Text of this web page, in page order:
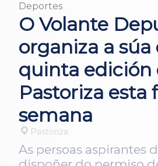
Deportes
O Volante
organiza a
quinta edición
Pastoriza esta
semana
Pastoriza
As persoas aspirantes